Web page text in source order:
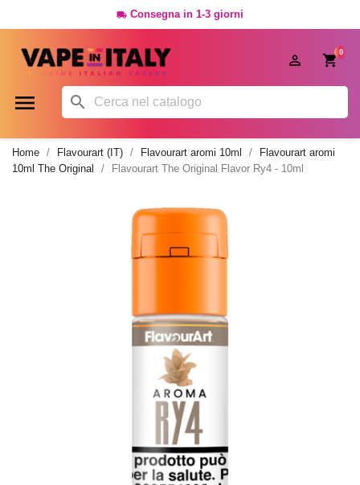
 Consegna in 1-3 giorni
0

 
Home Flavourart (IT) Flavourart aromi 10ml
Flavourart aromi
10ml The Original
Flavourart The Original Flavor Ry4 - 10ml